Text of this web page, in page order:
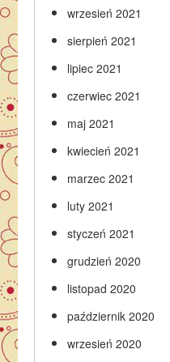
wrzesień 2021
sierpień 2021
lipiec 2021
czerwiec 2021
maj 2021
kwiecień 2021
marzec 2021
luty 2021
styczeń 2021
grudzień 2020
listopad 2020
październik 2020
wrzesień 2020